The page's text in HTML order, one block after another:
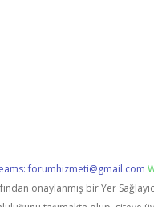
forumhizmeti@gmail.com
onaylanmış bir Yer